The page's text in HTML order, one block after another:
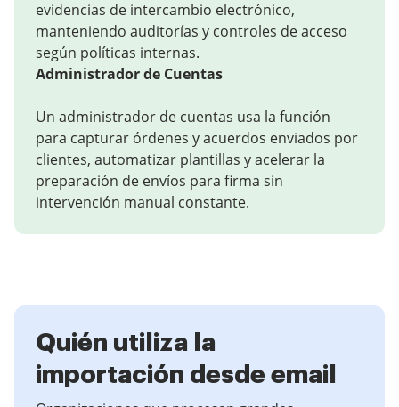
evidencias de intercambio electrónico,
manteniendo auditorías y controles de acceso
según políticas internas.
Administrador de Cuentas
Un administrador de cuentas usa la función
para capturar órdenes y acuerdos enviados por
clientes, automatizar plantillas y acelerar la
preparación de envíos para firma sin
intervención manual constante.
Quién utiliza la
importación desde email